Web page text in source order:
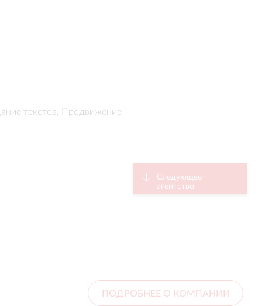
текстов, Продвижение
Следующее
агентство
ПОДРОБНЕЕ О КОМПАНИИ